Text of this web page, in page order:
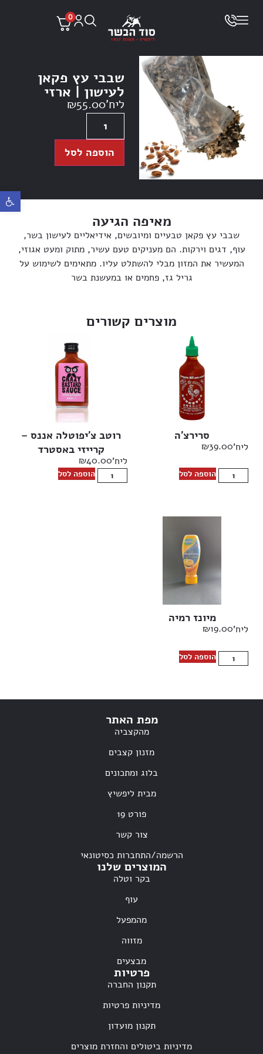
פתח
0
שבבי עץ פקאן
לעישון | ארזי
ליח' ₪55.00
הוספה לסל
מאיפה הגיעה
שבבי עץ פקאן טבעיים ומיובשים, אידיאליים לעישון בשר,
עוף, דגים וירקות. הם מעניקים טעם עשיר, מתוק ומעט אגוזי,
המעשיר את המזון מבלי להשתלט עליו. מתאימים לשימוש על
גריל גז, פחמים או במעשנת בשר
מוצרים קשורים
סרירצ’ה
ליח' ₪39.00
הוספה לסל
רוטב צ’יפוטלה אננס –
קרייזי באסטרד
ליח' ₪40.00
הוספה לסל
מיונז רמיה
ליח' ₪19.00
הוספה לסל
מפת האתר
מהקצביה
מזנון קצבים
בלוג ומתכונים
מבית ליפשיץ
פורט 19
צור קשר
הרשמה/התחברות כסיטונאי
המוצרים שלנו
בקר וטלה
עוף
מהמפעל
מזווה
מבצעים
פרטיות
תקנון החברה
מדיניות פרטיות
תקנון מועדון
מדיניות ביטולים והחזרת מוצרים